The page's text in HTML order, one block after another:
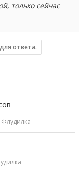
только сейчас
ответа.
Флудилка